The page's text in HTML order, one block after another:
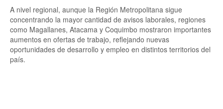
A nivel regional, aunque la Región Metropolitana sigue
concentrando la mayor cantidad de avisos laborales, regiones
como Magallanes, Atacama y Coquimbo mostraron importantes
aumentos en ofertas de trabajo, reflejando nuevas
oportunidades de desarrollo y empleo en distintos territorios del
país.